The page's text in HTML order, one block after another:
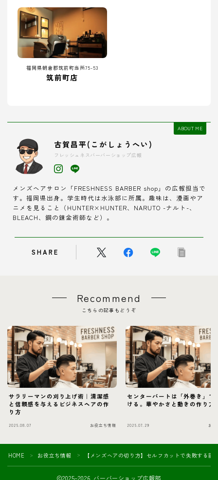
福岡県朝倉郡筑前町当所75-53
筑前町店
ABOUT ME
古賀昌平(こがしょうへい)
フレッシュネスバーバーショップ広報
メンズヘアサロン「FRESHNESS BARBER shop」の広報担当で
す。福岡県出身。学生時代は水泳部に所属。趣味は、漫画やア
ニメを見ること（HUNTER×HUNTER、NARUTO -ナルト-、
BLEACH、鋼の錬金術師など）。
SHARE
Recommend
こちらの記事もどうぞ
サラリーマンの刈り上げ術｜清潔感
と信頼感を与えるビジネスヘアの作
り方
2025.08.07 お役立ち情報
センターパートは「外巻き」で
ける。華やかさと動きの作り方
2025.07.29 お
HOME ＞ お役立ち情報 ＞ 【メンズヘアの切り方】セルフカットで失敗する
2025–2026 バーバーショップ広報部